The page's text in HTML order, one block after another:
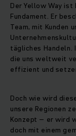
Der Yellow Way ist
Fundament. Er
Team, mit Kunden
tägliches Handeln.
die uns weltweit
effizient und
Doch wie wird
unsere Regionen
Konzept – er wird
doch mit einem